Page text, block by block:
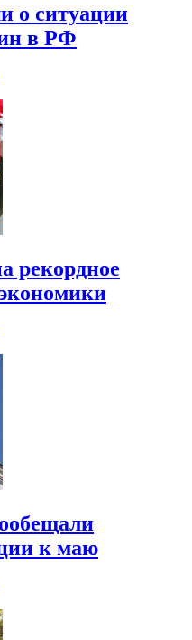
о ситуации
в РФ
рекордное
к маю